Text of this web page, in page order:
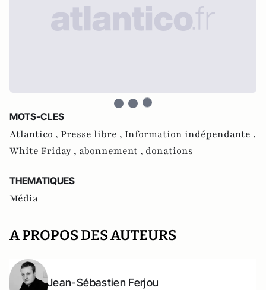
MOTS-CLES
Atlantico , Presse libre , Information indépendante ,
White Friday , abonnement , donations
THEMATIQUES
Média
A PROPOS DES AUTEURS
Jean-Sébastien Ferjou